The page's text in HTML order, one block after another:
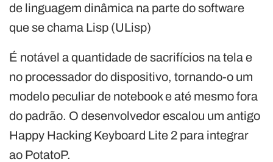
de linguagem dinâmica na parte do software
que se chama Lisp (ULisp)
É notável a quantidade de sacrifícios na tela e
no processador do dispositivo, tornando-o um
modelo peculiar de notebook e até mesmo fora
do padrão. O desenvolvedor escalou um antigo
Happy Hacking Keyboard Lite 2 para integrar
ao PotatoP.